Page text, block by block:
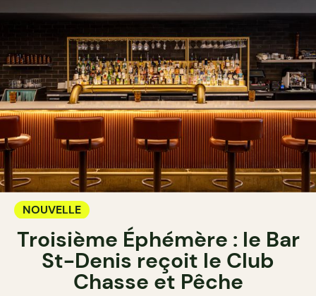
NOUVELLE
Troisième Éphémère : le Bar
St-Denis reçoit le Club
Chasse et Pêche